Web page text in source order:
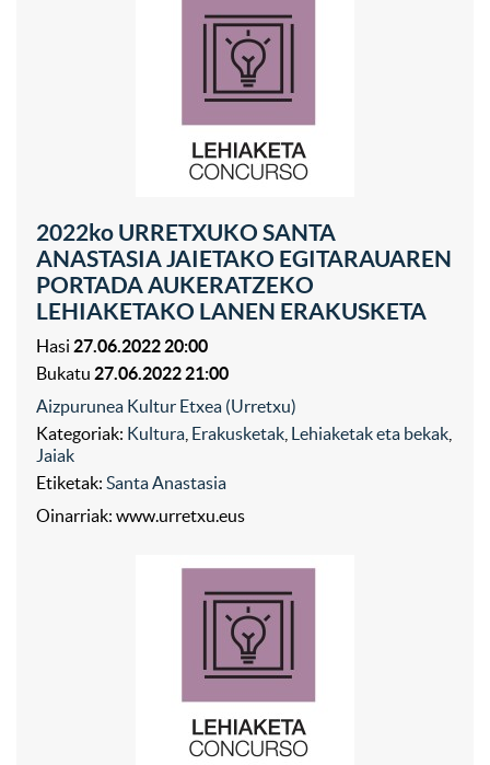
2022ko URRETXUKO SANTA
ANASTASIA JAIETAKO EGITARAUAREN
PORTADA AUKERATZEKO
LEHIAKETAKO LANEN ERAKUSKETA
Hasi 27.06.2022 20:00
Bukatu 27.06.2022 21:00
Aizpurunea Kultur Etxea (Urretxu)
Kategoriak: Kultura Erakusketak Lehiaketak eta bekak
Jaiak
Etiketak: Santa Anastasia
Oinarriak: www.urretxu.eus